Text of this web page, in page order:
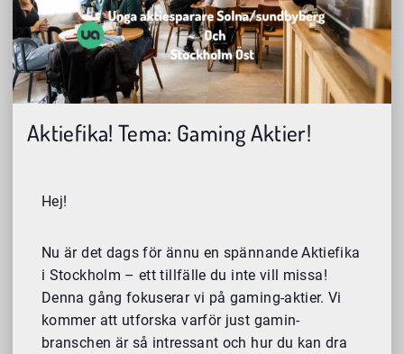
Aktiefika! Tema: Gaming Aktier!
Hej!
Nu är det dags för ännu en spännande Aktiefika
i Stockholm – ett tillfälle du inte vill missa!
Denna gång fokuserar vi på gaming-aktier. Vi
kommer att utforska varför just gamin-
branschen är så intressant och hur du kan dra